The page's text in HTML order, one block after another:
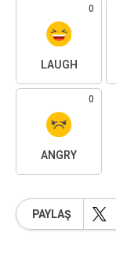
0
LAUGH
0
ANGRY
PAYLAŞ